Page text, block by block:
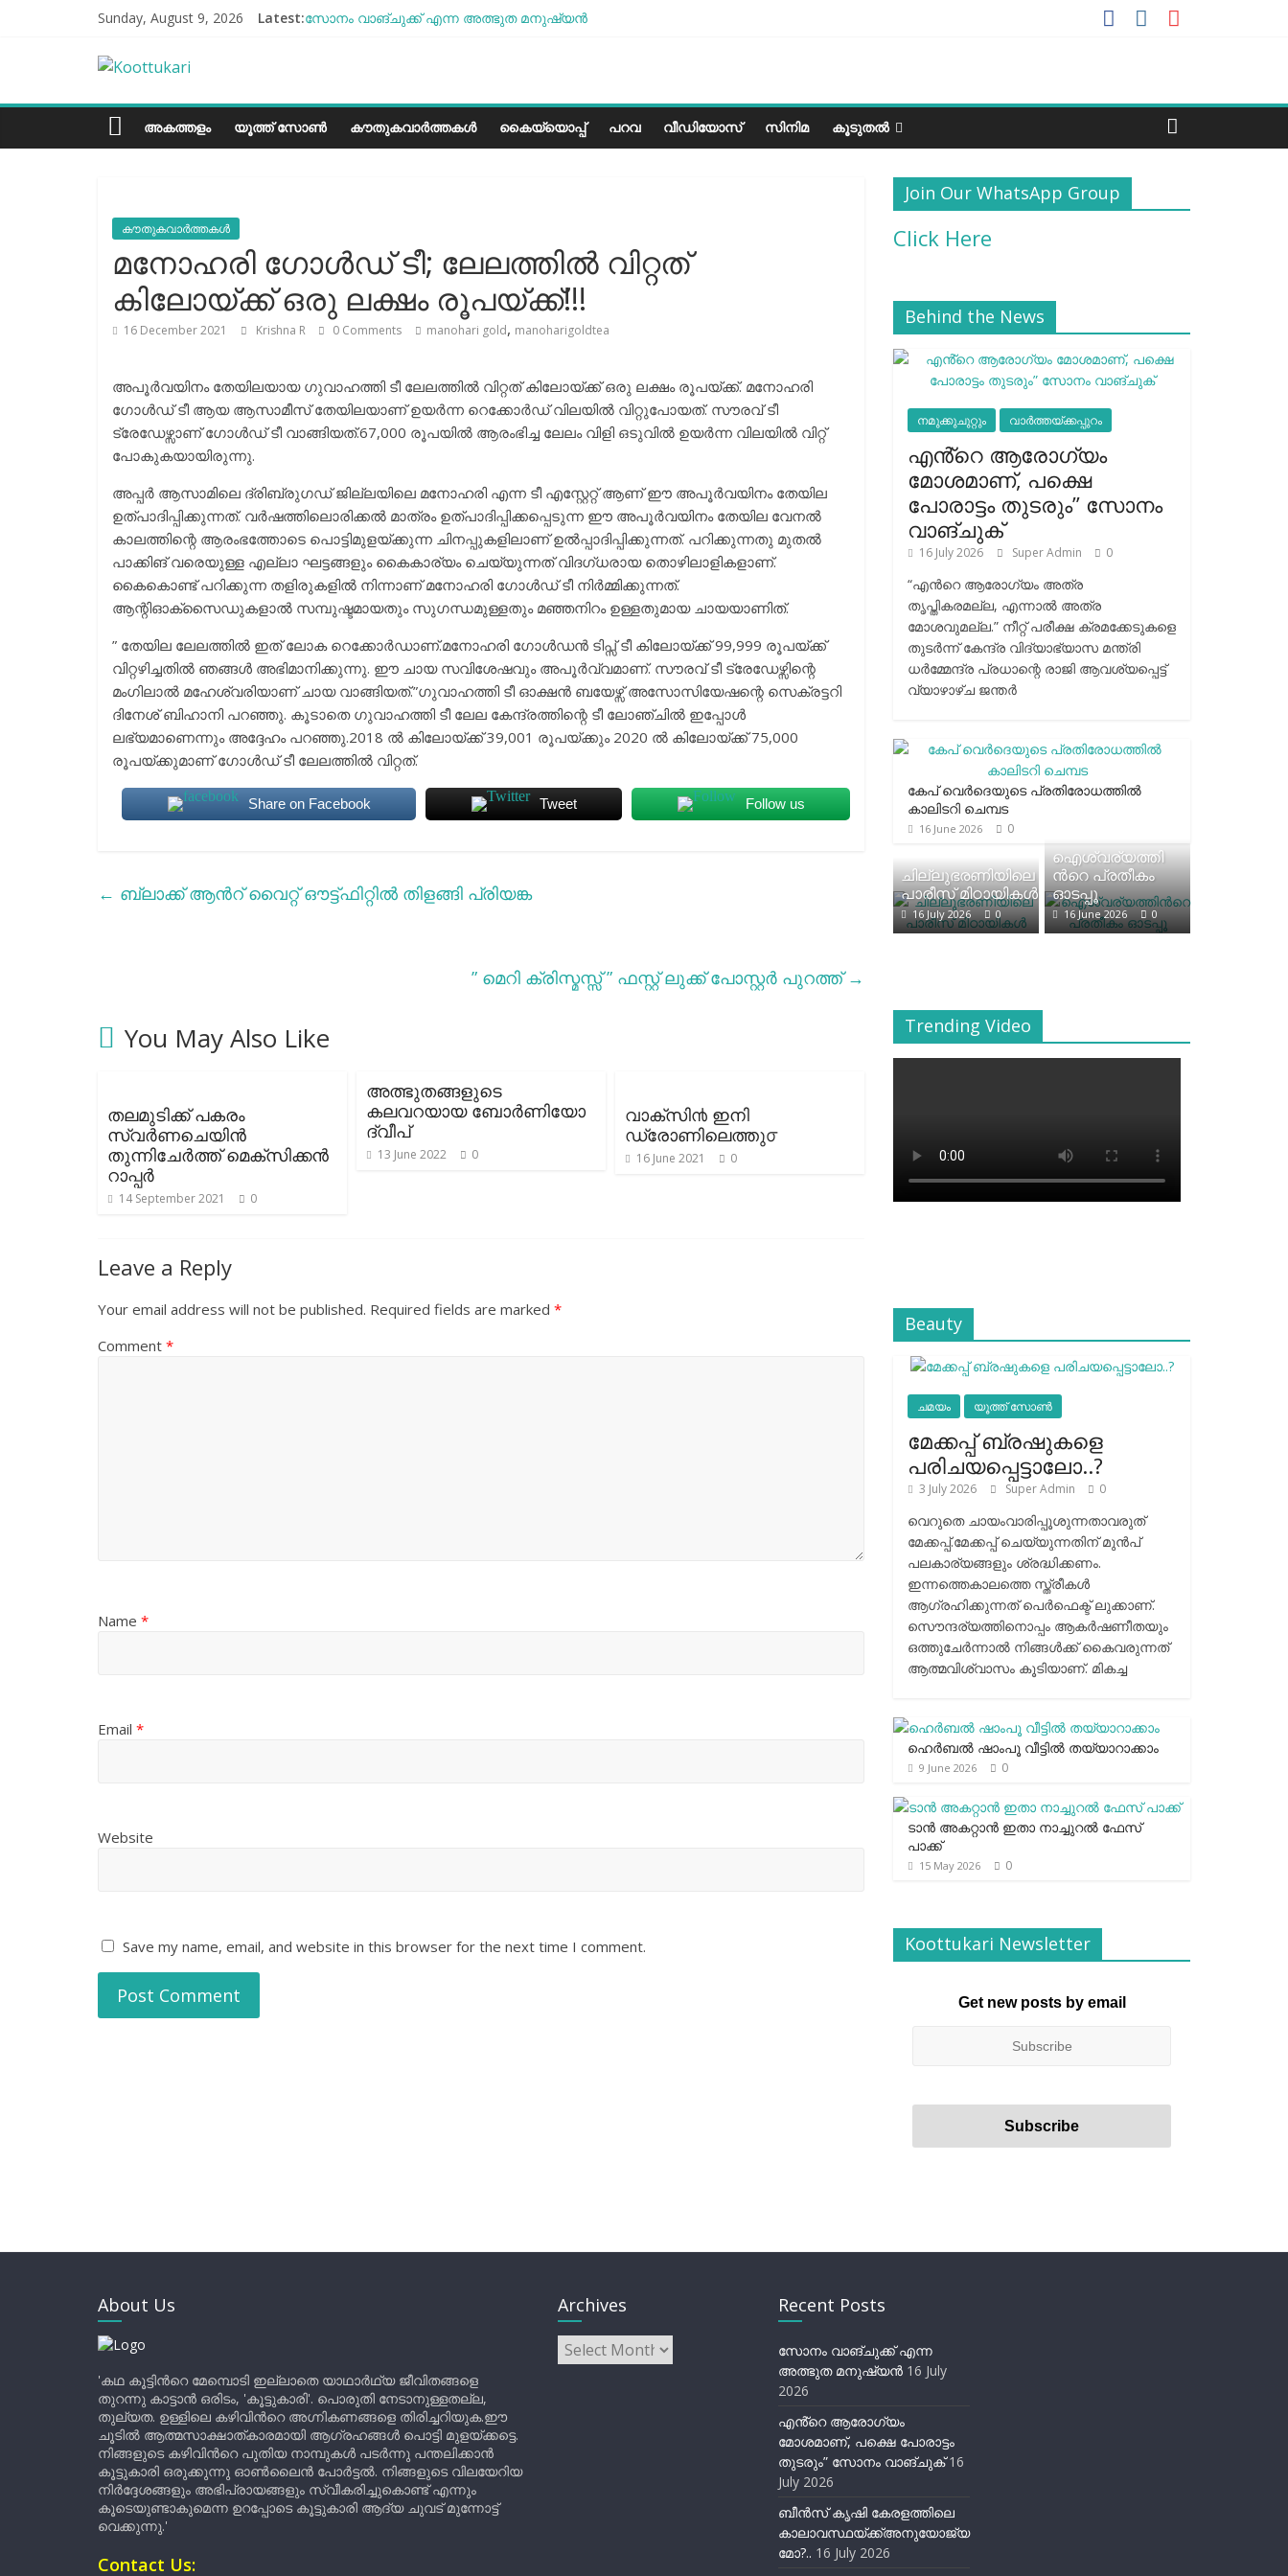
Sunday, August 9, 2026 Latest:സോനം വാങ്ചുക്ക് എന്ന അത്ഭുത മനുഷ്യന്‍
ചില്ലുഭരണിയിലെ പാരീസ് മിഠായികള്‍
Koottukari
Kottukariഅകത്തളം യൂത്ത് സോൺ കൗതുകവാർത്തകൾ കൈയ്യൊപ്പ് പറവ വീഡിയോസ് സിനിമ കൂടുതൽ
കൗതുകവാർത്തകൾ
മനോഹരി ഗോൾഡ് ടീ; ലേലത്തിൽ വിറ്റത്
കിലോയ്ക്ക് ഒരു ലക്ഷം രൂപയ്ക്ക്!!!
16 December 2021 Krishna R 0 Comments manohari gold, manoharigoldtea
അപൂർവയിനം തേയിലയായ ഗുവാഹത്തി ടീ ലേലത്തിൽ വിറ്റത് കിലോയ്ക്ക് ഒരു ലക്ഷം രൂപയ്ക്ക്. മനോഹരി
ഗോൾഡ് ടീ ആയ ആസാമീസ് തേയിലയാണ് ഉയർന്ന റെക്കോർഡ് വിലയിൽ വിറ്റുപോയത്. സൗരവ് ടീ
ട്രേഡേഴ്സാണ് ഗോൾഡ് ടീ വാങ്ങിയത്.67,000 രൂപയിൽ ആരംഭിച്ച ലേലം വിളി ഒടുവിൽ ഉയർന്ന വിലയിൽ വിറ്റ്
പോകുകയായിരുന്നു.
അപ്പർ ആസാമിലെ ദ്രിബ്രുഗഡ് ജില്ലയിലെ മനോഹരി എന്ന ടീ എസ്റ്റേറ്റ് ആണ് ഈ അപൂർവയിനം തേയില
ഉത്പാദിപ്പിക്കുന്നത്. വർഷത്തിലൊരിക്കൽ മാത്രം ഉത്പാദിപ്പിക്കപ്പെടുന്ന ഈ അപൂർവയിനം തേയില വേനൽ
കാലത്തിന്റെ ആരംഭത്തോടെ പൊട്ടിമുളയ്ക്കുന്ന ചിനപ്പുകളിലാണ് ഉൽപ്പാദിപ്പിക്കുന്നത്. പറിക്കുന്നതു മുതൽ
പാക്കിങ് വരെയുള്ള എല്ലാ ഘട്ടങ്ങളും കൈകാര്യം ചെയ്യുന്നത് വിദഗ്ധരായ തൊഴിലാളികളാണ്.
കൈകൊണ്ട് പറിക്കുന്ന തളിരുകളിൽ നിന്നാണ് മനോഹരി ഗോൾഡ് ടീ നിർമ്മിക്കുന്നത്.
ആന്റിഓക്സൈഡുകളാൽ സമ്പുഷ്ടമായതും സുഗന്ധമുള്ളതും മഞ്ഞനിറം ഉള്ളതുമായ ചായയാണിത്.
” തേയില ലേലത്തിൽ ഇത് ലോക റെക്കോർഡാണ്.മനോഹരി ഗോൾഡൻ ടിപ്സ് ടീ കിലോയ്ക്ക് 99,999 രൂപയ്ക്ക്
വിറ്റഴിച്ചതിൽ ഞങ്ങൾ അഭിമാനിക്കുന്നു. ഈ ചായ സവിശേഷവും അപൂർവ്വമാണ്. സൗരവ് ടീ ട്രേഡേഴ്സിന്റെ
മംഗിലാൽ മഹേശ്വരിയാണ് ചായ വാങ്ങിയത്.”ഗുവാഹത്തി ടീ ഓക്ഷൻ ബയേഴ്സ് അസോസിയേഷന്റെ സെക്രട്ടറി
ദിനേശ് ബിഹാനി പറഞ്ഞു. കൂടാതെ ഗുവാഹത്തി ടീ ലേല കേന്ദ്രത്തിന്റെ ടീ ലോഞ്ചിൽ ഇപ്പോൾ
ലഭ്യമാണെന്നും അദ്ദേഹം പറഞ്ഞു.2018 ൽ കിലോയ്ക്ക് 39,001 രൂപയ്ക്കും 2020 ൽ കിലോയ്ക്ക് 75,000
രൂപയ്ക്കുമാണ് ഗോൾഡ് ടീ ലേലത്തിൽ വിറ്റത്.
Share on Facebook Tweet Follow us
← ബ്ലാക്ക് ആന്‍റ് വൈറ്റ് ഔട്ട്ഫിറ്റില്‍ തിളങ്ങി പ്രിയങ്ക
” മെറി ക്രിസ്മസ്സ് ” ഫസ്റ്റ് ലുക്ക് പോസ്റ്റര്‍ പുറത്ത്→
You May Also Like
തലമുടിക്ക് പകരം
സ്വര്‍ണചെയിന്‍
തുന്നിചേര്‍ത്ത് മെക്സിക്കന്‍
റാപ്പര്‍
14 September 2021 0
അത്ഭുതങ്ങളുടെ
കലവറയായ ബോർണിയോ
ദ്വീപ്
13 June 2022 0
വാക്സി൯ ഇനി
ഡ്രോണിലെത്തു൦
16 June 2021 0
Leave a Reply
Your email address will not be published. Required fields are marked *
Comment *
Name *
Email *
Website
Save my name, email, and website in this browser for the next time I comment.
Join Our WhatsApp Group
Click Here
Behind the News
നമുക്കുചുറ്റും വാർത്തയ്ക്കപ്പുറം
എൻ്റെ ആരോഗ്യം
മോശമാണ്, പക്ഷെ
പോരാട്ടം തുടരും” സോനം
വാങ്ചുക്
16 July 2026 Super Admin 0
“എന്‍റെ ആരോഗ്യം അത്ര
തൃപ്തികരമല്ല, എന്നാൽ അത്ര
മോശവുമല്ല.” നീറ്റ് പരീക്ഷ ക്രമക്കേടുകളെ
തുടർന്ന് കേന്ദ്ര വിദ്യാഭ്യാസ മന്ത്രി
ധർമ്മേന്ദ്ര പ്രധാന്റെ രാജി ആവശ്യപ്പെട്ട്
വ്യാഴാഴ്ച ജന്തർ
കേപ് വെര്‍ദെയുടെ പ്രതിരോധത്തില്‍
കാലിടറി ചെമ്പട
16 June 2026 0
ചില്ലുഭരണിയിലെ
പാരീസ് മിഠായികള്‍
16 July 2026 0
ഐശ്വര്യത്തി
ന്‍റെ പ്രതീകം
ഓടപ്പൂ
16 June 2026 0
Trending Video
Beauty
ചമയം യൂത്ത് സോൺ
മേക്കപ്പ് ബ്രഷുകളെ
പരിചയപ്പെട്ടാലോ..?
3 July 2026 Super Admin 0
വെറുതെ ചായംവാരിപ്പൂശുന്നതാവരുത്
മേക്കപ്പ്.മേക്കപ്പ് ചെയ്യുന്നതിന് മുന്‍പ്
പലകാര്യങ്ങളും ശ്രദ്ധിക്കണം.
ഇന്നത്തെകാലത്തെ സ്ത്രീകള്‍
ആഗ്രഹിക്കുന്നത് പെര്‍ഫെക്ട് ലുക്കാണ്.
സൌന്ദര്യത്തിനൊപ്പം ആകര്‍ഷണീതയും
ഒത്തുചേര്‍ന്നാല്‍ നിങ്ങള്‍ക്ക് കൈവരുന്നത്
ആത്മവിശ്വാസം കൂടിയാണ്. മികച്ച
ഹെര്‍ബല്‍ ഷാംപൂ വീട്ടില്‍ തയ്യാറാക്കാം
9 June 2026 0
ടാന്‍ അകറ്റാന്‍ ഇതാ നാച്ചുറല്‍ ഫേസ്
പാക്ക്
15 May 2026 0
Koottukari Newsletter
Get new posts by email
About Us
'കഥ കൂട്ടിന്‍റെ മേമ്പൊടി ഇല്ലാതെ യാഥാർഥ്യ ജീവിതങ്ങളെ
തുറന്നു കാട്ടാൻ ഒരിടം, 'കൂട്ടുകാരി'. പൊരുതി നേടാനുള്ളതല്ല,
തുല്യത. ഉള്ളിലെ കഴിവിന്‍റെ അഗ്നികണങ്ങളെ തിരിച്ചറിയുക.ഈ
ചൂടിൽ ആത്മസാക്ഷാത്കാരമായി ആഗ്രഹങ്ങൾ പൊട്ടി മുളയ്ക്കട്ടെ.
നിങ്ങളുടെ കഴിവിന്‍റെ പുതിയ നാമ്പുകൾ പടർന്നു പന്തലിക്കാൻ
കൂട്ടുകാരി ഒരുക്കുന്നു ഓൺലൈൻ പോർട്ടൽ. നിങ്ങളുടെ വിലയേറിയ
നിർദ്ദേശങ്ങളും അഭിപ്രായങ്ങളും സ്വീകരിച്ചുകൊണ്ട് എന്നും
കൂടെയുണ്ടാകുമെന്ന ഉറപ്പോടെ കൂട്ടുകാരി ആദ്യ ചുവട് മുന്നോട്ട്
വെക്കുന്നു.'
Contact Us:
Archives
Archives
Recent Posts
സോനം വാങ്ചുക്ക് എന്ന
അത്ഭുത മനുഷ്യന്‍ 16 July
2026
എൻ്റെ ആരോഗ്യം
മോശമാണ്, പക്ഷെ പോരാട്ടം
തുടരും” സോനം വാങ്ചുക് 16
July 2026
ബീന്‍സ് കൃഷി കേരളത്തിലെ
കാലാവസ്ഥയ്ക്ക്അനുയോജ്യ
മോ?.. 16 July 2026